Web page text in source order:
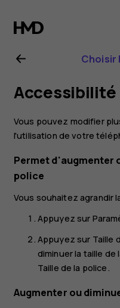
Guide
de
Nokia
8.1
Choisir
Accessibilité
Vous pouvez modifier
l'utilisation de votre
Permet d'augmenter
police
Vous souhaitez agrandir
Appuyez sur
Appuyez sur Taille
diminuer la taille
Taille de la police.
Augmenter ou